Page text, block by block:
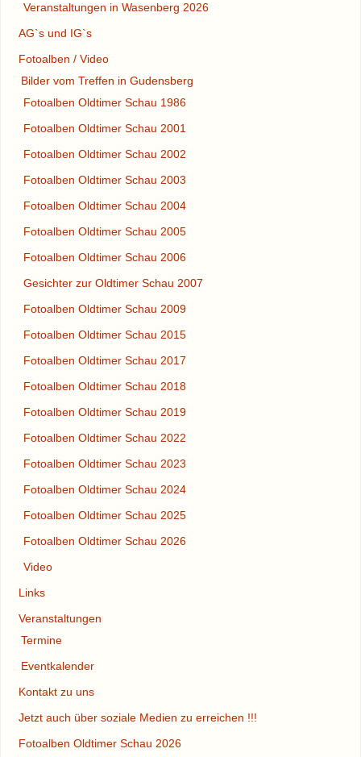
Veranstaltungen in Wasenberg 2026
AG`s und IG`s
Fotoalben / Video
Bilder vom Treffen in Gudensberg
Fotoalben Oldtimer Schau 1986
Fotoalben Oldtimer Schau 2001
Fotoalben Oldtimer Schau 2002
Fotoalben Oldtimer Schau 2003
Fotoalben Oldtimer Schau 2004
Fotoalben Oldtimer Schau 2005
Fotoalben Oldtimer Schau 2006
Gesichter zur Oldtimer Schau 2007
Fotoalben Oldtimer Schau 2009
Fotoalben Oldtimer Schau 2015
Fotoalben Oldtimer Schau 2017
Fotoalben Oldtimer Schau 2018
Fotoalben Oldtimer Schau 2019
Fotoalben Oldtimer Schau 2022
Fotoalben Oldtimer Schau 2023
Fotoalben Oldtimer Schau 2024
Fotoalben Oldtimer Schau 2025
Fotoalben Oldtimer Schau 2026
Video
Links
Veranstaltungen
Termine
Eventkalender
Kontakt zu uns
Jetzt auch über soziale Medien zu erreichen !!!
Fotoalben Oldtimer Schau 2026